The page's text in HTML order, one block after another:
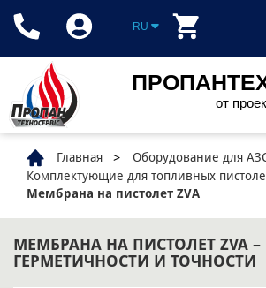
от
RU
Главная
Оборудование для
Комплектующие для топливных
Мембрана на пистолет ZVA
МЕМБРАНА НА ПИСТОЛЕТ ZVA –
ГЕРМЕТИЧНОСТИ И ТОЧНОСТИ